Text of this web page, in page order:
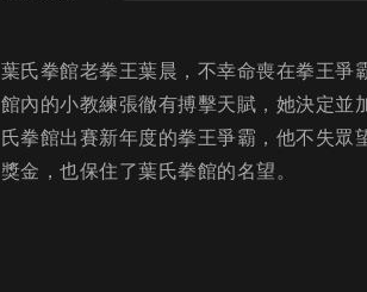
葉氏拳館老拳王葉晨，不幸命喪在拳王爭
館內的小教練張徹有搏擊天賦，她決定並
氏拳館出賽新年度的拳王爭霸，他不失
獎金，也保住了葉氏拳館的名望。